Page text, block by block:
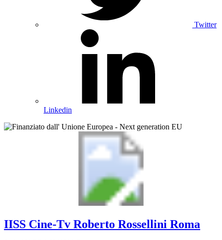
Twitter
Linkedin
IISS Cine-Tv Roberto Rossellini Roma